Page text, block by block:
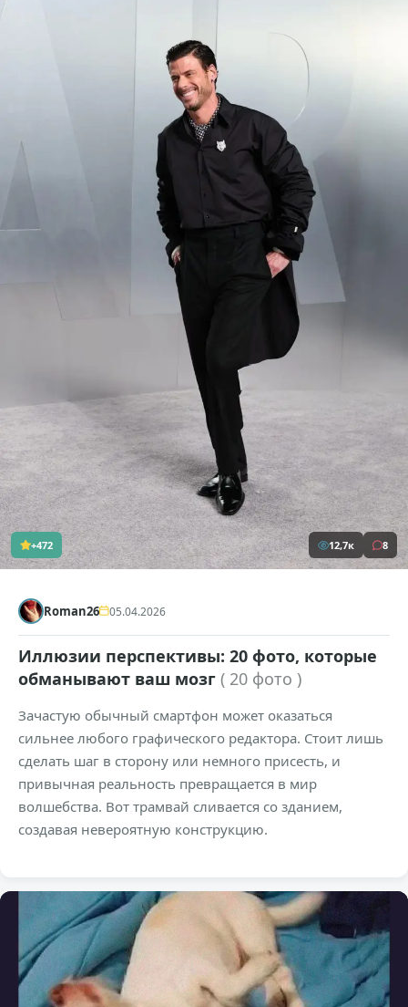
+472 12,7к 8
Roman26 05.04.2026
Иллюзии перспективы: 20 фото, которые
обманывают ваш мозг ( 20 фото )
Зачастую обычный смартфон может оказаться
сильнее любого графического редактора. Стоит лишь
сделать шаг в сторону или немного присесть, и
привычная реальность превращается в мир
волшебства. Вот трамвай сливается со зданием,
создавая невероятную конструкцию.